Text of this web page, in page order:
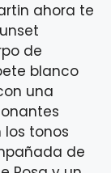
ahora te
de
blanco
una
tonos
de